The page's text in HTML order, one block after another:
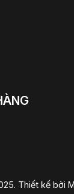
Thiết kế bởi